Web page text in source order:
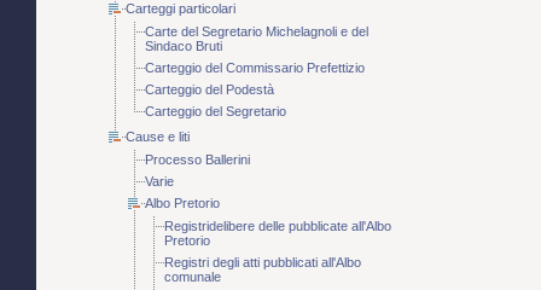
Carteggi particolari
Carte del Segretario Michelagnoli e del
Sindaco Bruti
Carteggio del Commissario Prefettizio
Carteggio del Podestà
Carteggio del Segretario
Cause e liti
Processo Ballerini
Varie
Albo Pretorio
Registridelibere delle pubblicate all'Albo
Pretorio
Registri degli atti pubblicati all'Albo
comunale